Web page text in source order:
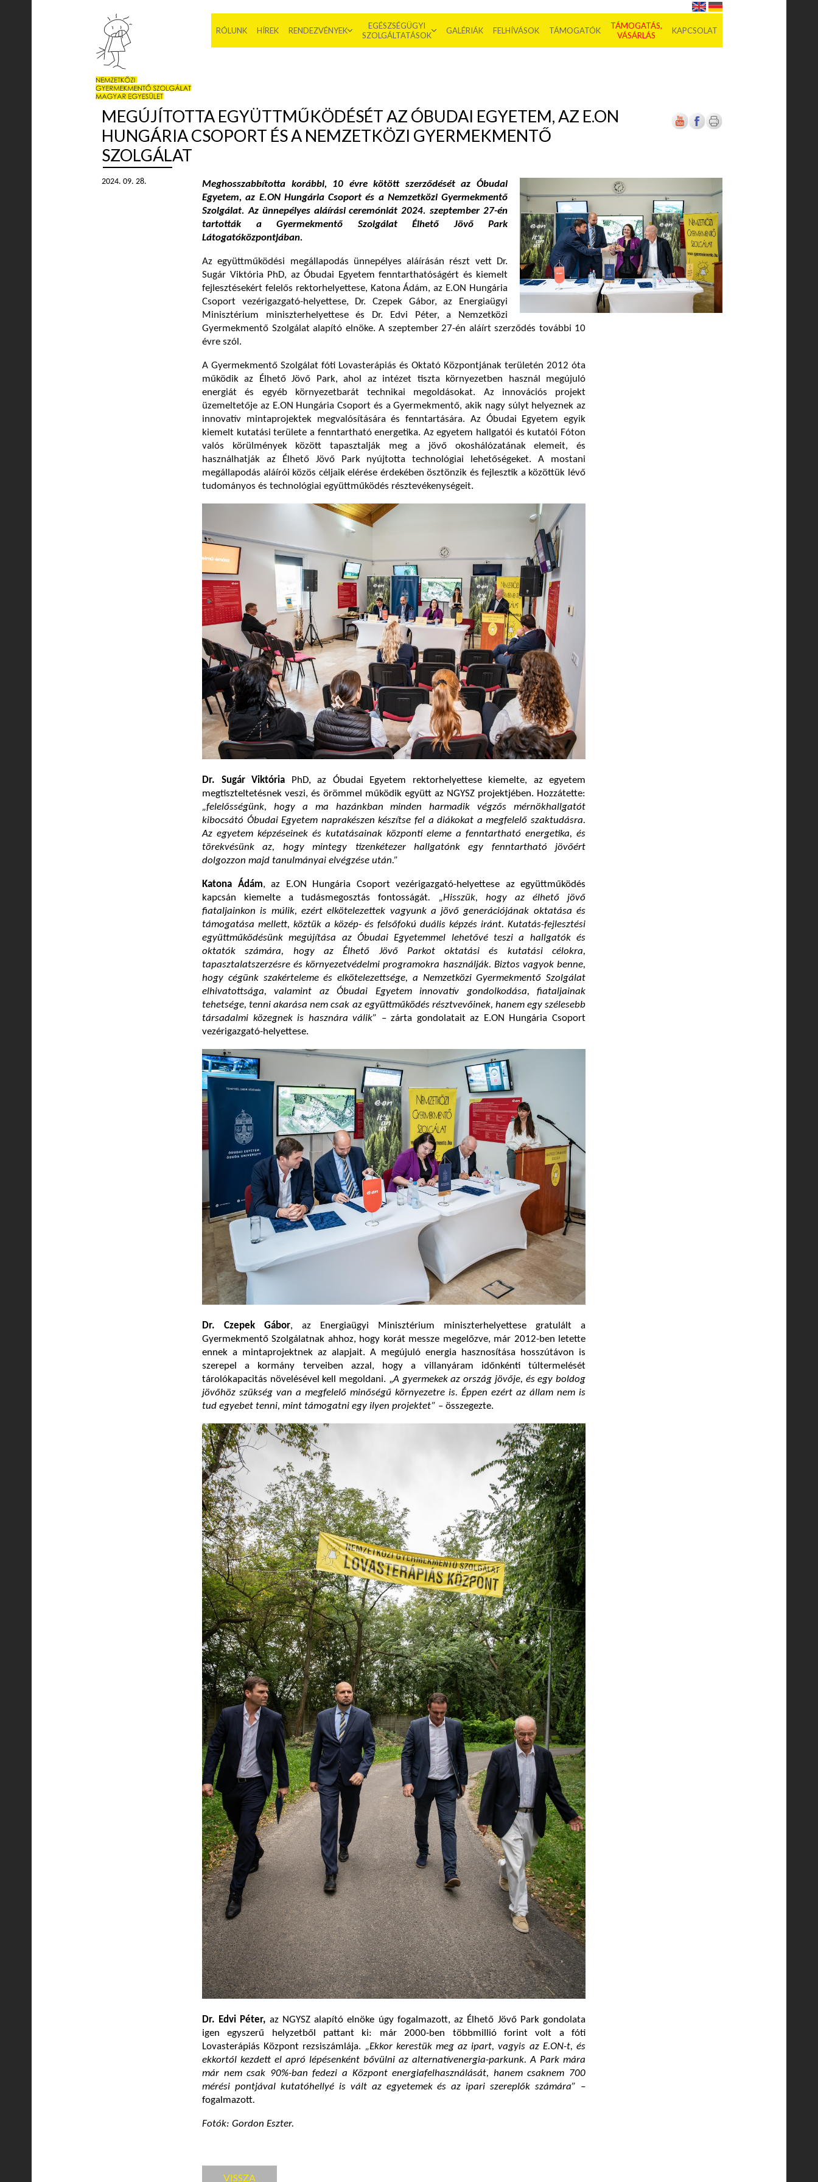
RÓLUNK HÍREK RENDEZVÉNYEK
EGÉSZSÉGÜGYI
SZOLGÁLTATÁSOK
GALÉRIÁK FELHÍVÁSOK TÁMOGATÓK
TÁMOGATÁS,
VÁSÁRLÁS
KAPCSOLAT
MEGÚJÍTOTTA EGYÜTTMŰKÖDÉSÉT AZ ÓBUDAI EGYETEM, AZ E.ON
HUNGÁRIA CSOPORT ÉS A NEMZETKÖZI GYERMEKMENTŐ
SZOLGÁLAT
2024. 09. 28.
Meghosszabbította korábbi, 10 évre kötött szerződését az Óbudai
Egyetem, az E.ON Hungária Csoport és a Nemzetközi Gyermekmentő
Szolgálat. Az ünnepélyes aláírási ceremóniát 2024. szeptember 27-én
tartották a Gyermekmentő Szolgálat Élhető Jövő Park
Látogatóközpontjában.
Az együttműködési megállapodás ünnepélyes aláírásán részt vett Dr.
Sugár Viktória PhD, az Óbudai Egyetem fenntarthatóságért és kiemelt
fejlesztésekért felelős rektorhelyettese, Katona Ádám, az E.ON Hungária
Csoport vezérigazgató-helyettese, Dr. Czepek Gábor, az Energiaügyi
Minisztérium miniszterhelyettese és Dr. Edvi Péter, a Nemzetközi
Gyermekmentő Szolgálat alapító elnöke. A szeptember 27-én aláírt szerződés további 10
évre szól.
A Gyermekmentő Szolgálat fóti Lovasterápiás és Oktató Központjának területén 2012 óta
működik az Élhető Jövő Park, ahol az intézet tiszta környezetben használ megújuló
energiát és egyéb környezetbarát technikai megoldásokat. Az innovációs projekt
üzemeltetője az E.ON Hungária Csoport és a Gyermekmentő, akik nagy súlyt helyeznek az
innovatív mintaprojektek megvalósítására és fenntartására. Az Óbudai Egyetem egyik
kiemelt kutatási területe a fenntartható energetika. Az egyetem hallgatói és kutatói Fóton
valós körülmények között tapasztalják meg a jövő okoshálózatának elemeit, és
használhatják az Élhető Jövő Park nyújtotta technológiai lehetőségeket. A mostani
megállapodás aláírói közös céljaik elérése érdekében ösztönzik és fejlesztik a közöttük lévő
tudományos és technológiai együttműködés résztevékenységeit.
Dr. Sugár Viktória PhD, az Óbudai Egyetem rektorhelyettese kiemelte, az egyetem
megtiszteltetésnek veszi, és örömmel működik együtt az NGYSZ projektjében. Hozzátette:
„felelősségünk, hogy a ma hazánkban minden harmadik végzős mérnökhallgatót
kibocsátó Óbudai Egyetem naprakészen készítse fel a diákokat a megfelelő szaktudásra.
Az egyetem képzéseinek és kutatásainak központi eleme a fenntartható energetika, és
törekvésünk az, hogy mintegy tizenkétezer hallgatónk egy fenntartható jövőért
dolgozzon majd tanulmányai elvégzése után.”
Katona Ádám, az E.ON Hungária Csoport vezérigazgató-helyettese az együttműködés
kapcsán kiemelte a tudásmegosztás fontosságát. „Hisszük, hogy az élhető jövő
fiataljainkon is múlik, ezért elkötelezettek vagyunk a jövő generációjának oktatása és
támogatása mellett, köztük a közép- és felsőfokú duális képzés iránt. Kutatás-fejlesztési
együttműködésünk megújítása az Óbudai Egyetemmel lehetővé teszi a hallgatók és
oktatók számára, hogy az Élhető Jövő Parkot oktatási és kutatási célokra,
tapasztalatszerzésre és környezetvédelmi programokra használják. Biztos vagyok benne,
hogy cégünk szakérteleme és elkötelezettsége, a Nemzetközi Gyermekmentő Szolgálat
elhivatottsága, valamint az Óbudai Egyetem innovatív gondolkodása, fiataljainak
tehetsége, tenni akarása nem csak az együttműködés résztvevőinek, hanem egy szélesebb
társadalmi közegnek is hasznára válik” – zárta gondolatait az E.ON Hungária Csoport
vezérigazgató-helyettese.
Dr. Czepek Gábor, az Energiaügyi Minisztérium miniszterhelyettese gratulált a
Gyermekmentő Szolgálatnak ahhoz, hogy korát messze megelőzve, már 2012-ben letette
ennek a mintaprojektnek az alapjait. A megújuló energia hasznosítása hosszútávon is
szerepel a kormány terveiben azzal, hogy a villanyáram időnkénti túltermelését
tárolókapacitás növelésével kell megoldani. „A gyermekek az ország jövője, és egy boldog
jövőhöz szükség van a megfelelő minőségű környezetre is. Éppen ezért az állam nem is
tud egyebet tenni, mint támogatni egy ilyen projektet” – összegezte.
Dr. Edvi Péter, az NGYSZ alapító elnöke úgy fogalmazott, az Élhető Jövő Park gondolata
igen egyszerű helyzetből pattant ki: már 2000-ben többmillió forint volt a fóti
Lovasterápiás Központ rezsiszámlája. „Ekkor kerestük meg az ipart, vagyis az E.ON-t, és
ekkortól kezdett el apró lépésenként bővülni az alternatívenergia-parkunk. A Park mára
már nem csak 90%-ban fedezi a Központ energiafelhasználását, hanem csaknem 700
mérési pontjával kutatóhellyé is vált az egyetemek és az ipari szereplők számára” –
fogalmazott.
Fotók: Gordon Eszter.
VISSZA